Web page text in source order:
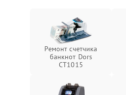
Ремонт счетчика
банкнот Dors
CT1015